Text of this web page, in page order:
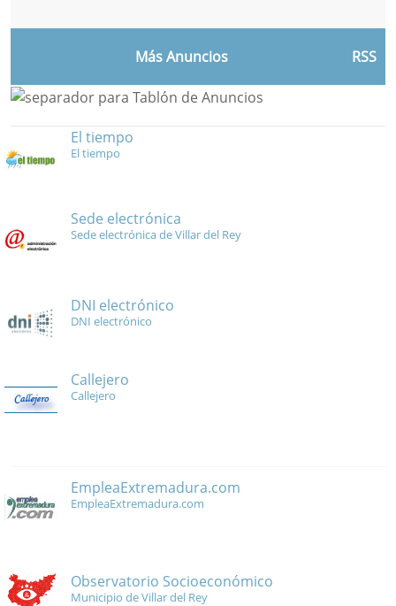
Más Anuncios RSS
El tiempo
El tiempo
Sede electrónica
Sede electrónica de Villar del Rey
DNI electrónico
DNI electrónico
Callejero
Callejero
EmpleaExtremadura.com
EmpleaExtremadura.com
Observatorio Socioeconómico
Municipio de Villar del Rey